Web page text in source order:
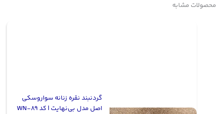
محصولات مشابه
گردنبند نقره زنانه سواروسکی
اصل مدل بی‌نهایت | کد WN-89